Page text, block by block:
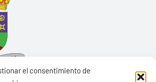
el consentimiento de